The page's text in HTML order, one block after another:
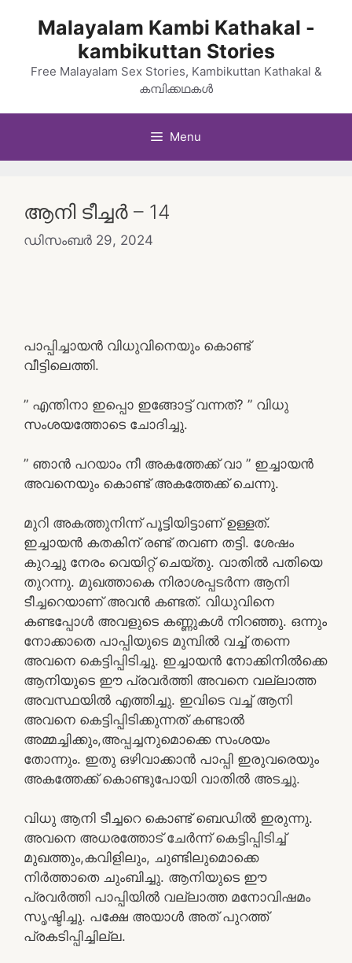
Malayalam Kambi Kathakal -
kambikuttan Stories
Free Malayalam Sex Stories, Kambikuttan Kathakal &
കമ്പിക്കഥകൾ
Menu
ആനി ടീച്ചർ – 14
ഡിസംബർ 29, 2024
പാപ്പിച്ചായന്‍ വിധുവിനെയും കൊണ്ട്
വീട്ടിലെത്തി.
” എന്തിനാ ഇപ്പൊ ഇങ്ങോട്ട് വന്നത്? ” വിധു
സംശയത്തോടെ ചോദിച്ചു.
” ഞാൻ പറയാം നീ അകത്തേക്ക് വാ ” ഇച്ചായൻ
അവനെയും കൊണ്ട് അകത്തേക്ക് ചെന്നു.
മുറി അകത്തുനിന്ന് പൂട്ടിയിട്ടാണ് ഉള്ളത്.
ഇച്ചായൻ കതകിന് രണ്ട് തവണ തട്ടി. ശേഷം
കുറച്ചു നേരം വെയിറ്റ് ചെയ്തു. വാതിൽ പതിയെ
തുറന്നു. മുഖത്താകെ നിരാശപ്പടർന്ന ആനി
ടീച്ചറെയാണ് അവൻ കണ്ടത്. വിധുവിനെ
കണ്ടപ്പോൾ അവളുടെ കണ്ണുകൾ നിറഞ്ഞു. ഒന്നും
നോക്കാതെ പാപ്പിയുടെ മുമ്പിൽ വച്ച് തന്നെ
അവനെ കെട്ടിപ്പിടിച്ചു. ഇച്ചായൻ നോക്കിനിൽക്കെ
ആനിയുടെ ഈ പ്രവർത്തി അവനെ വല്ലാത്ത
അവസ്ഥയിൽ എത്തിച്ചു. ഇവിടെ വച്ച് ആനി
അവനെ കെട്ടിപ്പിടിക്കുന്നത് കണ്ടാൽ
അമ്മച്ചിക്കും,അപ്പച്ചനുമൊക്കെ സംശയം
തോന്നും. ഇതു ഒഴിവാക്കാൻ പാപ്പി ഇരുവരെയും
അകത്തേക്ക് കൊണ്ടുപോയി വാതിൽ അടച്ചു.
വിധു ആനി ടീച്ചറെ കൊണ്ട് ബെഡിൽ ഇരുന്നു.
അവനെ അധരത്തോട് ചേർന്ന് കെട്ടിപ്പിടിച്ച്
മുഖത്തും,കവിളിലും, ചുണ്ടിലുമൊക്കെ
നിർത്താതെ ചുംബിച്ചു. ആനിയുടെ ഈ
പ്രവർത്തി പാപ്പിയിൽ വല്ലാത്ത മനോവിഷമം
സൃഷ്ടിച്ചു. പക്ഷേ അയാൾ അത് പുറത്ത്
പ്രകടിപ്പിച്ചില്ല.